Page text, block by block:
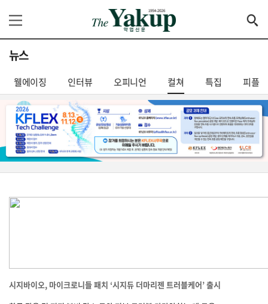
뉴스
웰에이징 인터뷰 오피니언 컬쳐 특집 피플
시지바이오, 마이크로니들 패치 ‘시지듀 더마리젠 트러블케어’ 출시